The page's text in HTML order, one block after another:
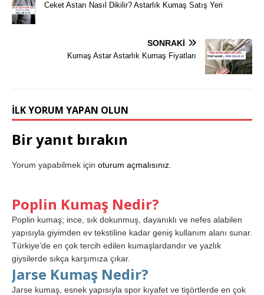
Ceket Astarı Nasıl Dikilir? Astarlık Kumaş Satış Yeri
SONRAKI
Kumaş Astar Astarlık Kumaş Fiyatları
İLK YORUM YAPAN OLUN
Bir yanıt bırakın
Yorum yapabilmek için oturum açmalısınız
Poplin Kumaş Nedir?
Poplin kumaş; ince, sık dokunmuş, dayanıklı ve nefes alabilen
yapısıyla giyimden ev tekstiline kadar geniş kullanım alanı sunar.
Türkiye’de en çok tercih edilen kumaşlardandır ve yazlık
giysilerde sıkça karşımıza çıkar.
Jarse Kumaş Nedir?
Jarse kumaş, esnek yapısıyla spor kıyafet ve tişörtlerde en çok